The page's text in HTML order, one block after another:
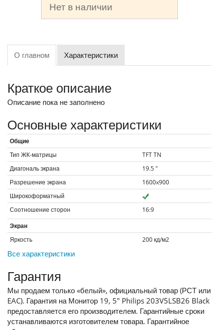
Нет в наличии
О главном Характеристики
Краткое описание
Описание пока не заполнено
Основные характеристики
Общие
Тип ЖК-матрицы
TFT TN
Диагональ экрана
19.5"
Разрешение экрана
1600x900
Широкоформатный
Соотношение сторон
16:9
Экран
Яркость
200кд/м2
Все характеристики
Гарантия
Мы продаем только «белый», официальный товар (РСТ или
EAC). Гарантия на Монитор 19, 5" Philips 203V5LSB26 Black
предоставляется его производителем. Гарантийные сроки
устанавливаются изготовителем товара. Гарантийное